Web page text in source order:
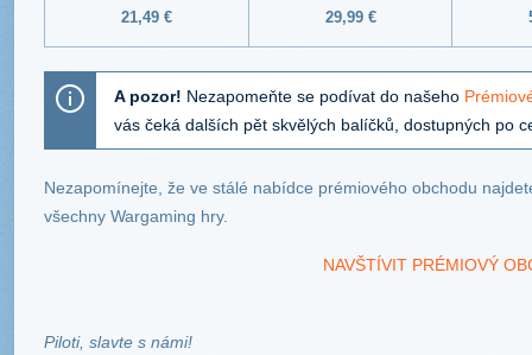
21,49 € 29,99 €
A pozor! Nezapomeňte se podívat do našeho
vás čeká dalších pět skvělých balíčků, dostupných po
Nezapomínejte, že ve stálé nabídce prémiového obchodu
všechny Wargaming hry.
NAVŠTÍVIT PRÉMIOVÝ
Piloti, slavte s námi!